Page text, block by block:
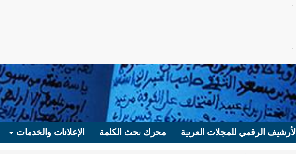
الأرشيف الرقمي للمجلات العربية محرك بحث الكلمة الإعلانات والخدمات